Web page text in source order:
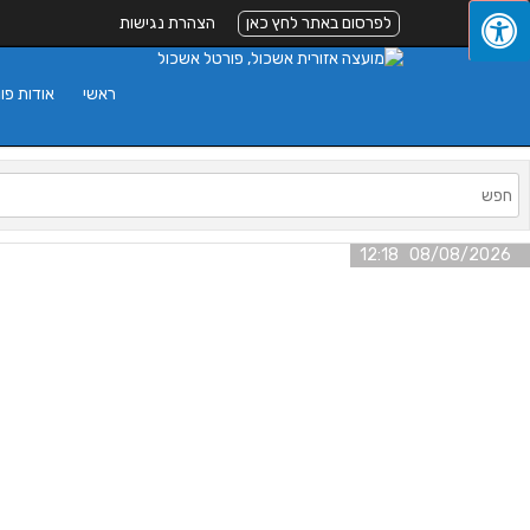
לפרסום באתר לחץ כאן הצהרת נגישות
אודות ראשי
08/08/2026 12:18